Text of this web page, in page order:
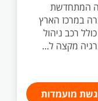
המתחדשת
במרכז הארץ
רכב ניהול
מקצה ל...
מועמדות